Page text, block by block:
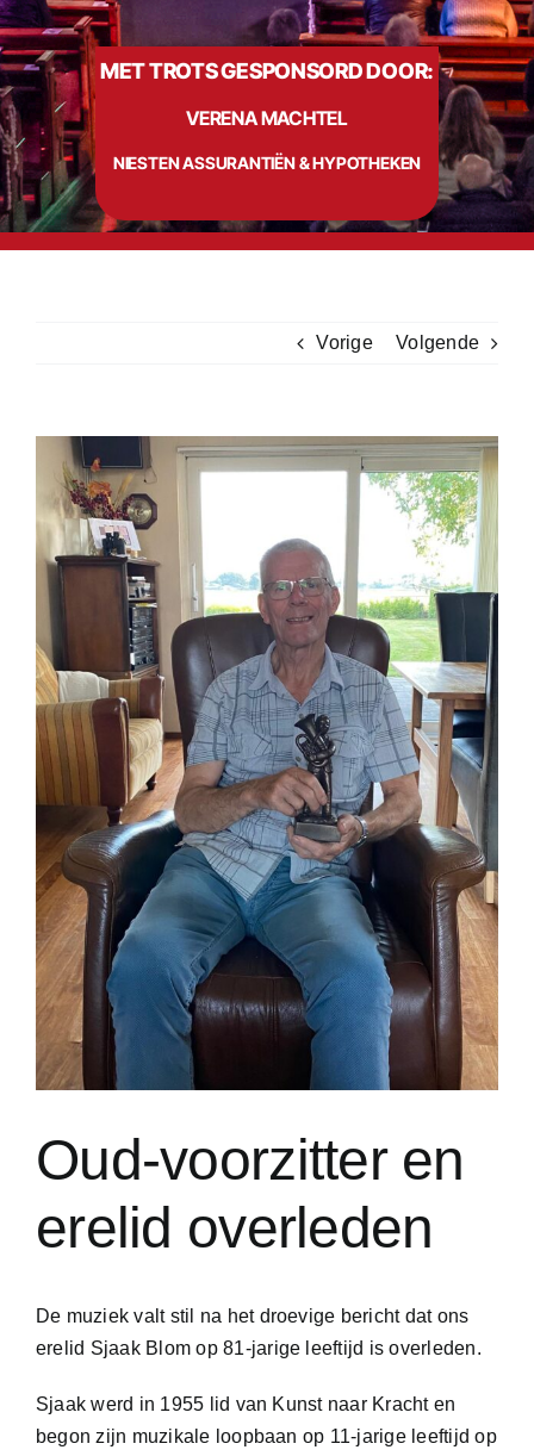
MET TROTS GESPONSORD DOOR:
VERENA MACHTEL
NIESTEN ASSURANTIËN & HYPOTHEKEN
Info
Contact
Vorige Volgende
Bekijk
grotere
afbeelding
Oud-voorzitter en
erelid overleden
De muziek valt sti na het droevige bericht dat ons
erelid Sjaak Blom op 81-jarige leeftijd is overleden.
Sjaak werd in 1955 lid van Kunst naar Kracht en
begonzijn muzikale loopbaan op 11-jarige leeftijd op